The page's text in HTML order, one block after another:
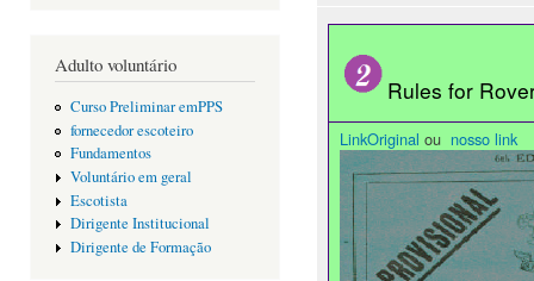
Adulto voluntário
Curso Preliminar emPPS
fornecedor escoteiro
Fundamentos
Voluntário em geral
Escotista
Dirigente Institucional
Dirigente de Formação
Rules for
LinkOriginal ou nosso link